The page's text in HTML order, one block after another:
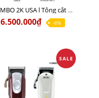
COMBO 2K USA l Tông cắt SENIOR +Tông viền DETAILER PRO LI
6.500.000₫ -8%
SALE